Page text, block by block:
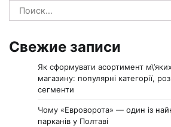
Найти:
Свежие записи
Як сформувати асортимент
магазину: популярні категорії,
сегменти
Чому «Евроворота» — один із
парканів у Полтаві